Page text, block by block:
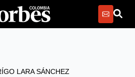
LARA SÁNCHEZ